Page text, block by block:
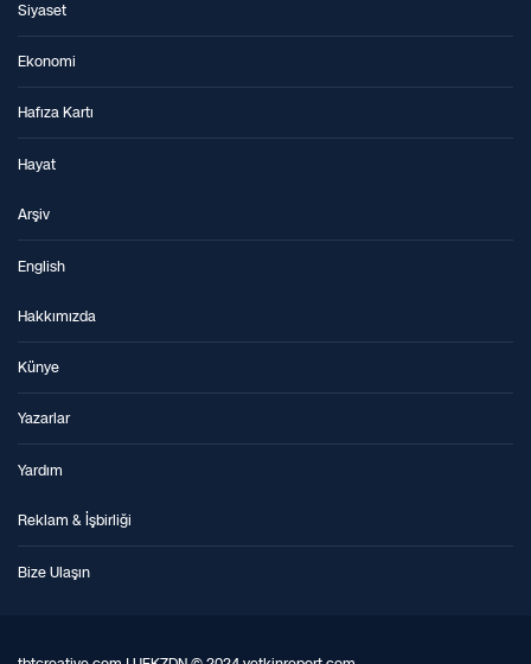
Siyaset
Ekonomi
Hafıza Kartı
Hayat
Arşiv
English
Hakkımızda
Künye
Yazarlar
Yardım
Reklam & İşbirliği
Bize Ulaşın